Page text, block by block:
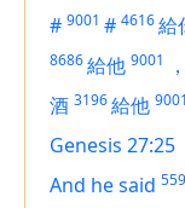
# 9001 # 4616給
8686給他 9001 ，
酒 3196給他 9001
Genesis 27:25
And he said 559